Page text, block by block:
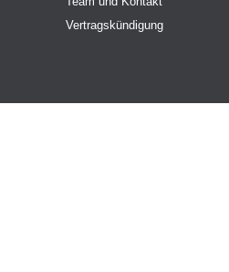
Vertragskündigung